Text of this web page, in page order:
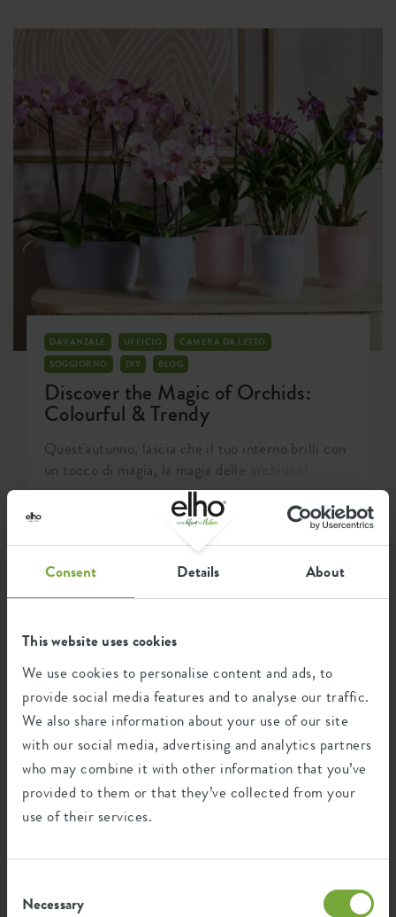
Consent Details About
This website uses cookies
We use cookies to personalise content and ads, to
provide social media features and to analyse our traffic.
We also share information about your use of our site
with our social media, advertising and analytics partners
who may combine it with other information that you’ve
provided to them or that they’ve collected from your
use of their services.
Selection
Necessary
DAVANZALE UFFICIO
CAMERA DA LETTO
SOGGIORNO
DIY BLOG
Discover the Magic of Orchids:
Colourful & Trendy
Quest'autunno, lascia che il tuo interno brilli con
un tocco di magia, la magia delle orchidee!
Seguendo le ultime tendenze nell'arredamento
d'interni, ci immergiamo in una variegata gamma
di colori e nell'uso di materiali naturali. Pensate
accessori. Anche i fiori e le piante aggiungono
una spruzzata di colore alla tua casa. È il
verde in un paradiso floreale esotico aggiungendo
è, infatti, la star di questa stagione. E indovina un
po'? Abbiamo i suggerimenti definitivi sulle
orchidee pronti per te!
originalita ai vostri davanzali